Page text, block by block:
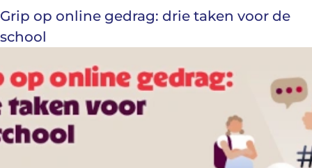
Grip op online gedrag: drie taken voor de
school